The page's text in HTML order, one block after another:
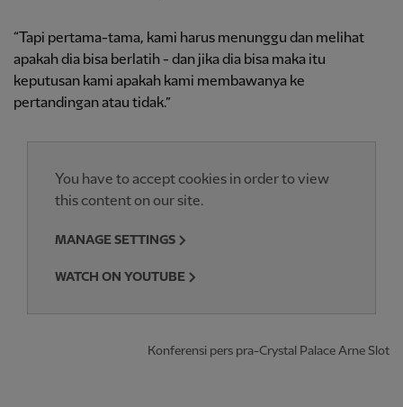
“Tapi pertama-tama, kami harus menunggu dan melihat
apakah dia bisa berlatih - dan jika dia bisa maka itu
keputusan kami apakah kami membawanya ke
pertandingan atau tidak.”
You have to accept cookies in order to view
this content on our site.
MANAGE SETTINGS
WATCH ON YOUTUBE
Konferensi pers pra-Crystal Palace Arne Slot